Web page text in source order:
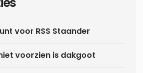
voor RSS Staander
voorzien is dakgoot